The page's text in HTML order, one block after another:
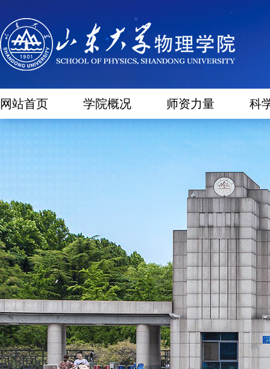
网站首页 学院概况 师资力量 科